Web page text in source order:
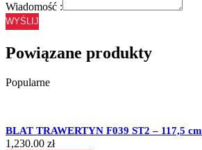
Wiadomość :
WYŚLIJ
Powiązane produkty
Popularne
BLAT TRAWERTYN F039 ST2 – 117,5 cm
1,230.00 zł